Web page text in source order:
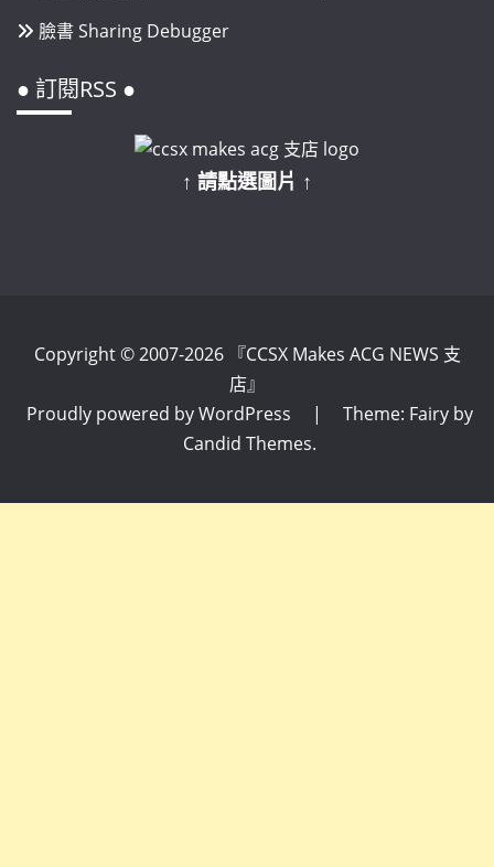
臉書 Sharing Debugger
● 訂閱RSS ●
↑ 請點選圖片 ↑
Copyright © 2007-2026 『CCSX Makes ACG NEWS 支
店』
Proudly powered by WordPress
|
Theme: Fairy by
Candid Themes.